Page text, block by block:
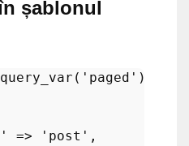
șablonul
( 'paged' )) ?
=> 'post' ,